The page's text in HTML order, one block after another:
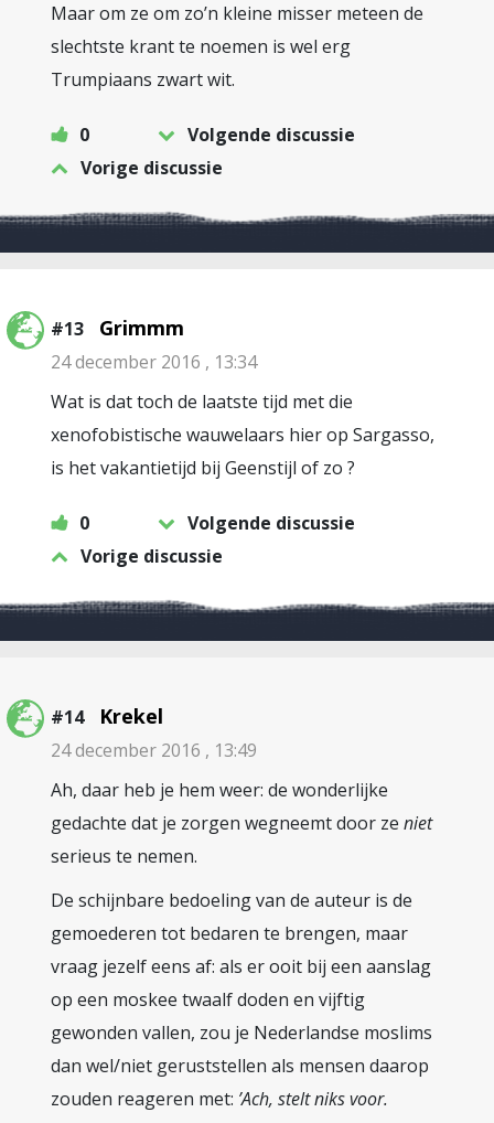
Maar om ze om zo’n kleine misser meteen de
slechtste krant te noemen is wel erg
Trumpiaans zwart wit.
0
Volgende discussie
Vorige discussie
#13 Grimmm
24 december 2016 , 13:34
Wat is dat toch de laatste tijd met die
xenofobistische wauwelaars hier op Sargasso,
is het vakantietijd bij Geenstijl of zo ?
0
Volgende discussie
Vorige discussie
#14 Krekel
24 december 2016 , 13:49
Ah, daar heb je hem weer: de wonderlijke
gedachte dat je zorgen wegneemt door ze niet
serieus te nemen.
De schijnbare bedoeling van de auteur is de
gemoederen tot bedaren te brengen, maar
vraag jezelf eens af: als er ooit bij een aanslag
op een moskee twaalf doden en vijftig
gewonden vallen, zou je Nederlandse moslims
dan wel/niet geruststellen als mensen daarop
zouden reageren met: ’Ach, stelt niks voor.